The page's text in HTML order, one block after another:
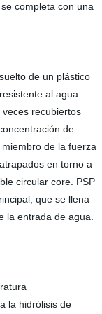
completa con una
de un plástico
al agua
recubiertos
de
de la fuerza
en torno a
circular core. PSP
que se llena
la entrada de agua.
la hidrólisis de